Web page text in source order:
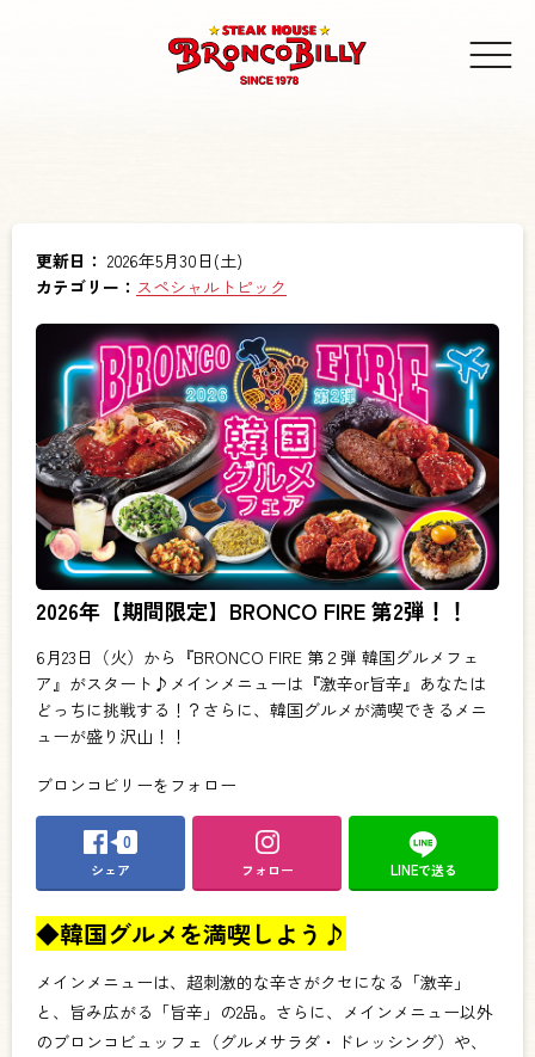
更新日： 2026年5月30日(土)
カテゴリー： スペシャルトピック
2026年【期間限定】BRONCO FIRE 第2弾！！
6月23日（火）から『BRONCO FIRE 第２弾 韓国グルメフェ
ア』がスタート♪メインメニューは『激辛or旨辛』あなたは
どっちに挑戦する！？さらに、韓国グルメが満喫できるメニ
ューが盛り沢山！！
ブロンコビリーをフォロー
0
シェア フォロー LINEで送る
◆韓国グルメを満喫しよう♪
メインメニューは、超刺激的な辛さがクセになる「激辛」
と、旨み広がる「旨辛」の2品。さらに、メインメニュー以外
のブロンコビュッフェ（グルメサラダ・ドレッシング）や、